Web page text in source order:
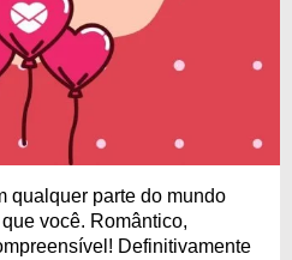
qualquer parte do mundo
você. Romântico,
Definitivamente